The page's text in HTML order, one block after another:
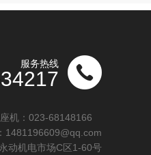
服务热线
机： 023-68148166
1481196609@qq.com
动机电市场C区1-60号